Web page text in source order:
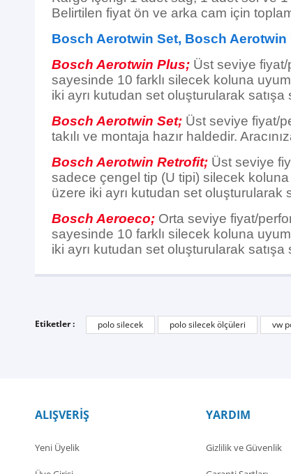
Belirtilen fiyat ön ve arka cam için
Bosch Aerotwin Set, Bosch
Bosch Aerotwin Plus; Üst seviye
sayesinde 10 farklı silecek koluna
iki ayrı kutudan set oluşturularak satışa
Bosch Aerotwin Set; Üst seviye fiyat/
takılı ve montaja hazır haldedir.
Bosch Aerotwin Retrofit; Üst seviye
sadece çengel tip (U tipi) silecek
üzere iki ayrı kutudan set oluşturularak
Bosch Aeroeco; Orta seviye fiyat/
sayesinde 10 farklı silecek koluna
iki ayrı kutudan set oluşturularak satışa
Etiketler : polo silecek polo silecek ölçüleri vw
ALIŞVERİŞ
Yeni Üyelik
YARDIM
Gizlilik ve Güvenlik